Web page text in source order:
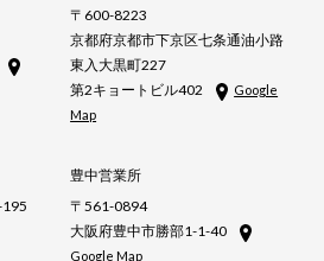
〒600-8223
京都府京都市下京区七条通油小路
東入大黒町227
第2キョートビル402
Google
Map
豊中営業所
〒561-0894
大阪府豊中市勝部1-1-40
Google Map